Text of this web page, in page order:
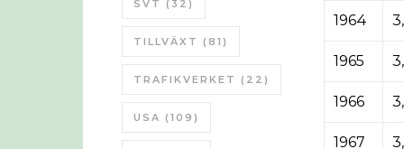
SVT (32)
TILLVÄXT (81)
TRAFIKVERKET (22)
USA (109)
1964
1965
1966
1967